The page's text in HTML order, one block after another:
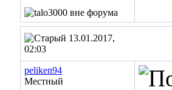
13.01.2017,
02:03
peliken94
Местный